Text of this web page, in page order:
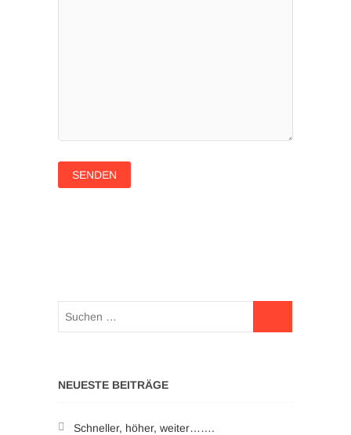
NEUESTE BEITRÄGE
Schneller, höher, weiter…….